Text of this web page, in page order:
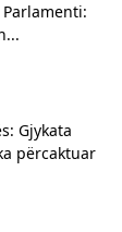
Gjykata
përcaktuar